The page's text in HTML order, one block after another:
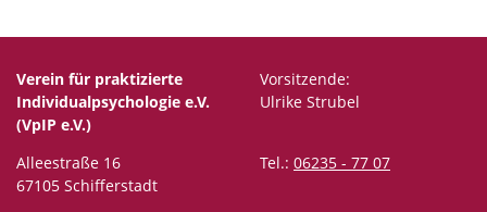
Verein für praktizierte
Individualpsychologie e.V.
(VpIP e.V.)
Vorsitzende:
Ulrike Strubel
Alleestraße 16
67105 Schifferstadt
Tel.: 06235 - 77 07